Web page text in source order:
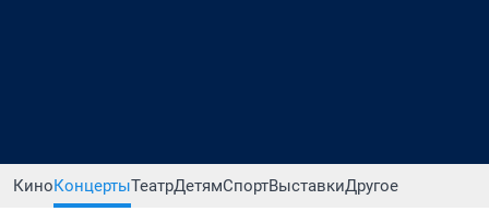
КиноКонцертыТеатрДетямСпортВыставкиДругое